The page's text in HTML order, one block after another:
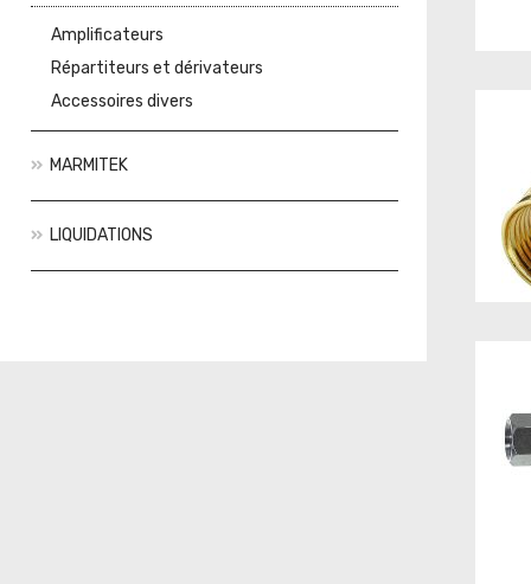
Amplificateurs
Répartiteurs et dérivateurs
Accessoires divers
MARMITEK
LIQUIDATIONS